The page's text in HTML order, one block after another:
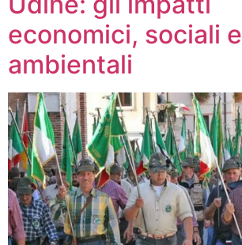
economici, sociali e
ambientali